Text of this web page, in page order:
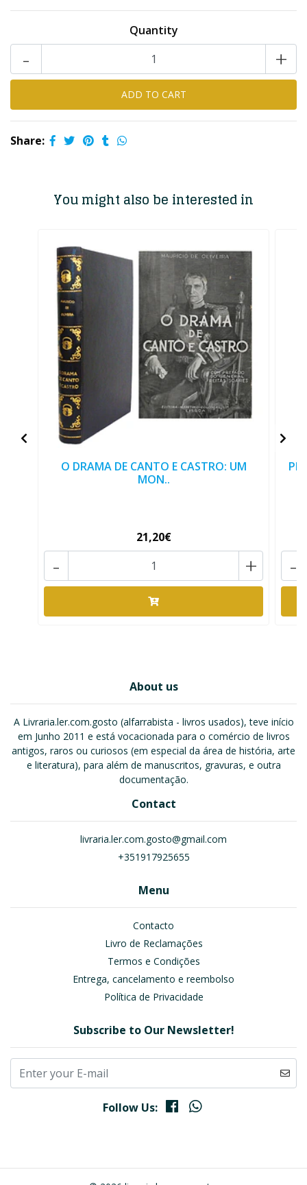
Quantity
+
-
Share:
You might also be interested in
O DRAMA DE CANTO E CASTRO: UM
MON..
21,20€
+
- -
About us
A Livraria.ler.com.gosto (alfarrabista - livros usados), teve início
em Junho 2011 e está vocacionada para o comércio de livros
antigos, raros ou curiosos (em especial da área de história, arte
e literatura), para além de manuscritos, gravuras, e outra
documentação.
Contact
livraria.ler.com.gosto@gmail.com
+351917925655
Menu
Contacto
Livro de Reclamações
Termos e Condições
Entrega, cancelamento e reembolso
Política de Privacidade
Subscribe to Our Newsletter!
Follow Us: